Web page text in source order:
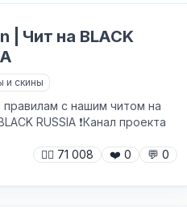
| Чит на BLACK
и скины
правилам с нашим читом на
RUSSIA ❗️Канал проекта
🙍‍♂️ 71 008 ❤️ 0 💬 0